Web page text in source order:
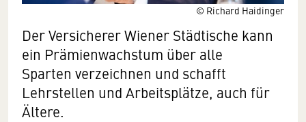
© Richard Haidinger
Der Versicherer Wiener Städtische kann
ein Prämienwachstum über alle
Sparten verzeichnen und schafft
Lehrstellen und Arbeitsplätze, auch für
Ältere.